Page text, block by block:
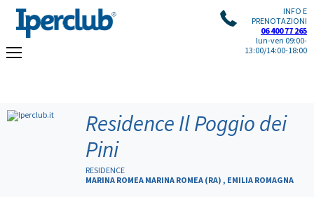
INFO E
PRENOTAZIONI
06 400 77 265
lun-ven 09:00-
13:00/14:00-18:00
Residence Il Poggio dei
Pini
RESIDENCE
MARINA ROMEA MARINA ROMEA (RA) , EMILIA ROMAGNA